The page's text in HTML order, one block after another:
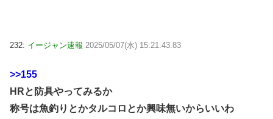
232: イージャン速報 2025/05/07(水) 15:21:43.83
>>155
HRと防具やってみるか
称号は魚釣りとかタルコロとか興味無いからいいわ